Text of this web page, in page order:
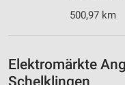
500,97 km
Elektromärkte
Schelklingen
IAB-Besonderheiten:
Geräte anhand von
Informationen